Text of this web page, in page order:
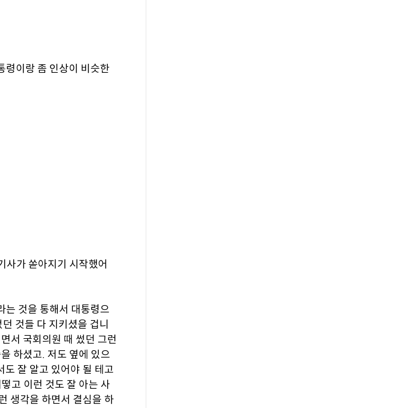
령이랑 좀 인상이 비슷한
사가 쏟아지기 시작했어
는 것을 통해서 대통령으
것들 다 지키셨을 겁니
서 국회의원 때 썼던 그런
하셨고. 저도 옆에 있으
도 잘 알고 있어야 될 테고
고 이런 것도 잘 아는 사
생각을 하면서 결심을 하